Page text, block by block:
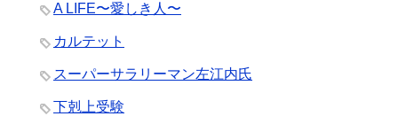
A LIFE〜愛しき人〜
カルテット
スーパーサラリーマン左江内氏
下剋上受験